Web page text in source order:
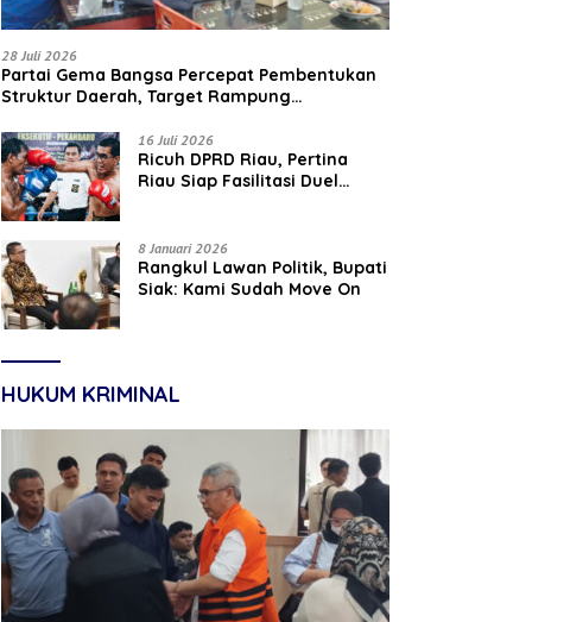
28 Juli 2026
Partai Gema Bangsa Percepat Pembentukan
Struktur Daerah, Target Rampung
16 Juli 2026
‎Ricuh DPRD Riau, Pertina
Riau Siap Fasilitasi Duel
8 Januari 2026
Rangkul Lawan Politik, Bupati
Siak: Kami Sudah Move On
HUKUM KRIMINAL